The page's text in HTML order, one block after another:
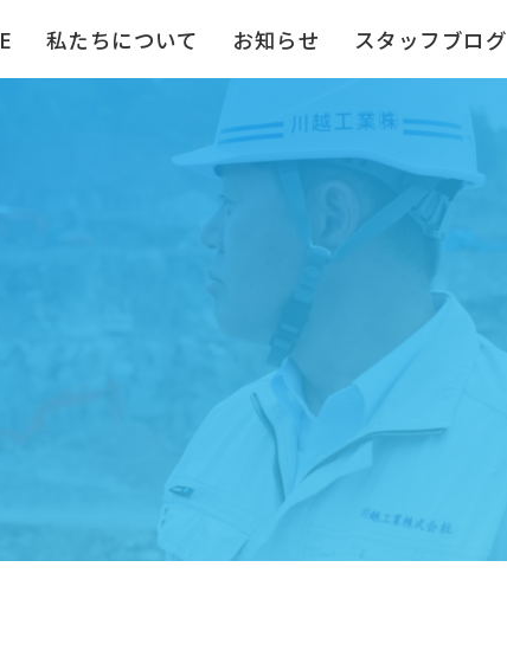
私たちについて お知らせ スタッフブログ